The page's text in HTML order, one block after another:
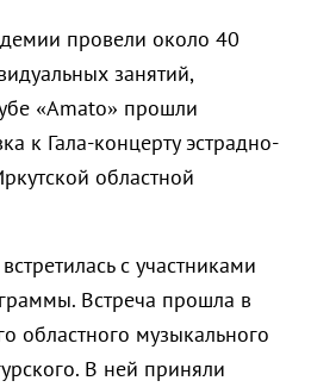
провели около 40
занятий,
«Amato» прошли
к Гала-концерту эстрадно-
областной
с участниками
Встреча прошла в
областного музыкального
В ней приняли